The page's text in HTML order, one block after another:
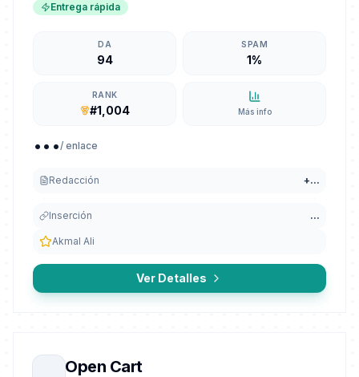
Entrega rápida
DA
94
SPAM
1%
RANK
#1,004 Más info
.../ enlace
Redacción +...
Inserción ...
Akmal Ali
Ver Detalles
Open Cart